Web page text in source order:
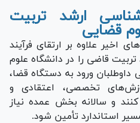
ارشد تربیت
قضایی
اخیر علاوه بر ارتقای فرآیند
قاضی را در دانشگاه علوم
داوطلبان ورود به دستگاه قضا،
تخصصی، اعتقادی و
و سالانه بخش عمده نیاز
استاندارد تأمین شود.